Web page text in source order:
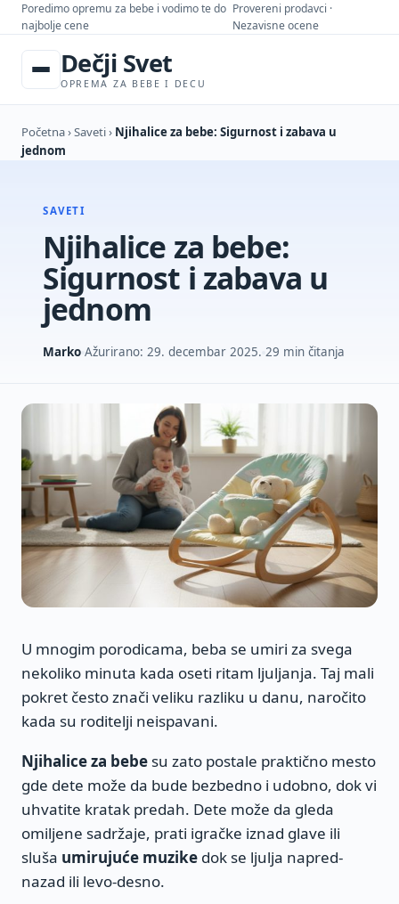
Poredimo opremu za bebe i vodimo te do
najbolje cene
Provereni prodavci ·
Nezavisne ocene
Dečji Svet
OPREMA ZA BEBE I DECU
Početna›Saveti› Njihalice za bebe: Sigurnost i zabava u
jednom
SAVETI
Njihalice za bebe:
Sigurnost i zabava u
jednom
Marko Ažurirano: 29. decembar 2025. 29 min čitanja
U mnogim porodicama, beba se umiri za svega
nekoliko minuta kada oseti ritam ljuljanja. Taj mali
pokret često znači veliku razliku u danu, naročito
kada su roditelji neispavani.
Njihalice za bebe su zato postale praktično mesto
gde dete može da bude bezbedno i udobno, dok vi
uhvatite kratak predah. Dete može da gleda
omiljene sadržaje, prati igračke iznad glave ili
sluša umirujuće muzike dok se ljulja napred-
nazad ili levo-desno.